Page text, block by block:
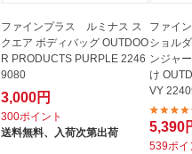
ファインプラス ルミナス ス
クエア ボディバッグ OUTDOO
R PRODUCTS PURPLE 2246
9080
3,000円
300ポイント
送料無料、 入荷次第出荷
ファイ
ショル
ンジャ
け
VY
5,390
539ポイ